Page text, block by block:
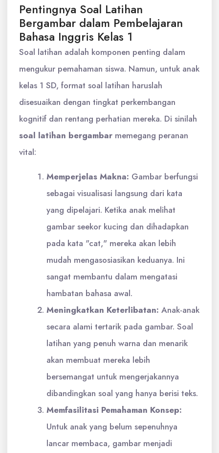
Pentingnya Soal Latihan
Bergambar dalam Pembelajaran
Bahasa Inggris Kelas 1
Soal latihan adalah komponen penting dalam
mengukur pemahaman siswa. Namun, untuk anak
kelas 1 SD, format soal latihan haruslah
disesuaikan dengan tingkat perkembangan
kognitif dan rentang perhatian mereka. Di sinilah
soal latihan bergambar memegang peranan
vital:
Memperjelas Makna: Gambar berfungsi
sebagai visualisasi langsung dari kata
yang dipelajari. Ketika anak melihat
gambar seekor kucing dan dihadapkan
pada kata "cat," mereka akan lebih
mudah mengasosiasikan keduanya. Ini
sangat membantu dalam mengatasi
hambatan bahasa awal.
Meningkatkan Keterlibatan: Anak-anak
secara alami tertarik pada gambar. Soal
latihan yang penuh warna dan menarik
akan membuat mereka lebih
bersemangat untuk mengerjakannya
dibandingkan soal yang hanya berisi teks.
Memfasilitasi Pemahaman Konsep:
Untuk anak yang belum sepenuhnya
lancar membaca, gambar menjadi